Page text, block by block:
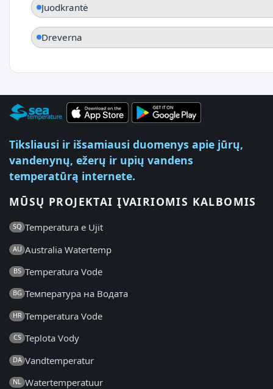
Juodkrantė
Dreverna
Tiksliausi ir išsamiausi duomenys apie jūrų,
vandenynų, ežerų ir upių vandens
temperatūrą internete.
MŪSŲ PROJEKTAI ĮVAIRIOMIS KALBOMIS
SQ Temperatura e Ujit
AU Australia Watertemp
BS Temperatura Vode
BG Температура на Водата
HR Temperatura Vode
CS Teplota Vody
DA Vandtemperatur
NL Watertemperatuur